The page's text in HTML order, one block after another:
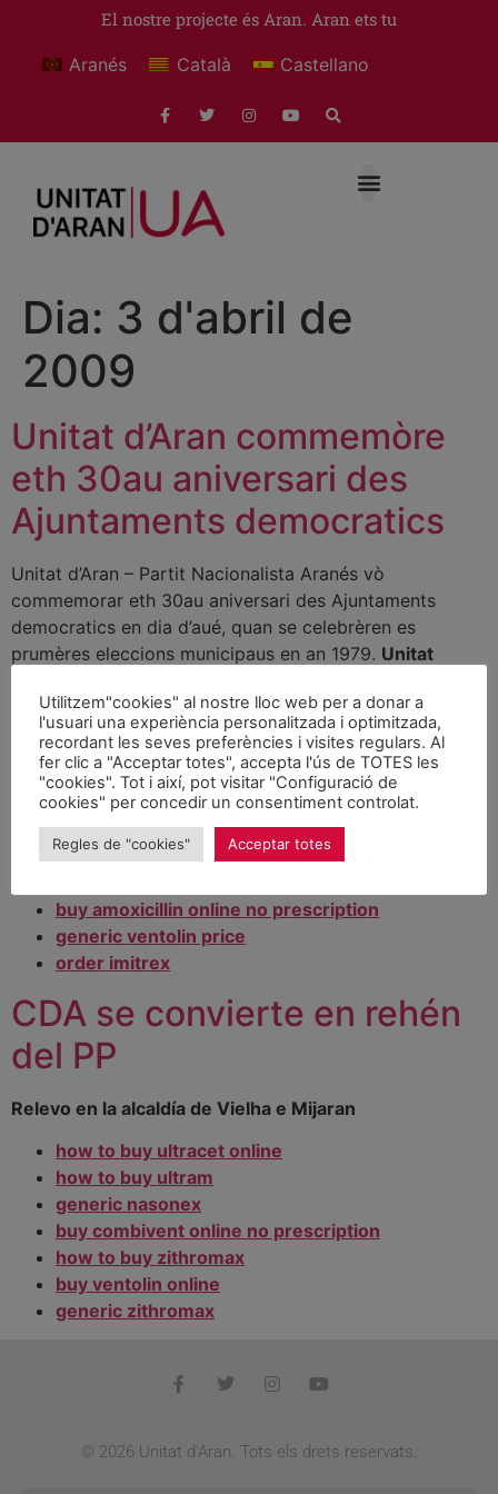
El nostre projecte és Aran. Aran ets tu
Aranés Català Castellano
Dia: 3 d'abril de
2009
Unitat d’Aran commemòre
eth 30au aniversari des
Ajuntaments democratics
Unitat d’Aran – Partit Nacionalista Aranés vò
commemorar eth 30au aniversari des Ajuntaments
democratics en dia d’aué, quan se celebrèren es
prumères eleccions municipaus en an 1979. Unitat
eth secre
diovan without
order lovaza online no prescription
tramadol generic
buy celebrex
buy aciphex no prescription
buy amoxicillin online no prescription
generic ventolin price
order imitrex
CDA se convierte en rehén
del PP
Relevo en la alcaldía de Vielha e Mijaran
how to buy ultracet online
how to buy ultram
generic nasonex
buy combivent online no prescription
how to buy zithromax
buy ventolin online
generic zithromax
© 2026 Unitat d'Aran. Tots els drets reservats.
Utilitzem"cookies" al nostre lloc web per a donar a
l'usuari una experiència personalitzada i optimitzada,
recordant les seves preferències i visites regulars. Al
fer clic a "Acceptar totes", accepta l'ús de TOTES les
"cookies". Tot i així, pot visitar "Configuració de
cookies" per concedir un consentiment controlat.
Regles de "cookies" Acceptar totes